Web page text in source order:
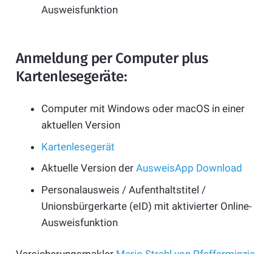
Ausweisfunktion
Anmeldung per Computer plus
Kartenlesegeräte:
Computer mit Windows oder macOS in einer
aktuellen Version
Kartenlesegerät
Aktuelle Version der AusweisApp Download
Personalausweis / Aufenthaltstitel /
Unionsbürgerkarte (eID) mit aktivierter Online-
Ausweisfunktion